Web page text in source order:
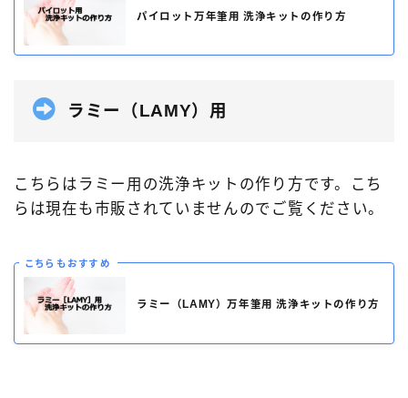
パイロット万年筆用 洗浄キットの作り方
ラミー（LAMY）用
こちらはラミー用の洗浄キットの作り方です。こち
らは現在も市販されていませんのでご覧ください。
こちらもおすすめ
ラミー（LAMY）万年筆用 洗浄キットの作り方